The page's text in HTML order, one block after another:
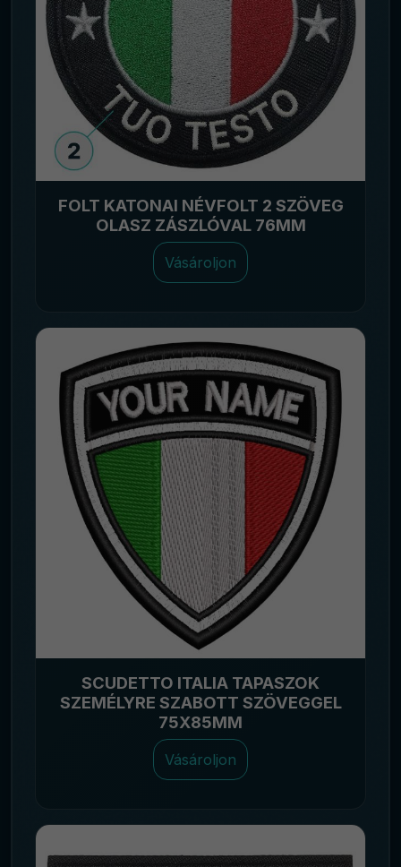
FOLT KATONAI NÉVFOLT 2 SZÖVEG
OLASZ ZÁSZLÓVAL 76MM
Vásároljon
SCUDETTO ITALIA TAPASZOK
SZEMÉLYRE SZABOTT SZÖVEGGEL
75X85MM
Vásároljon